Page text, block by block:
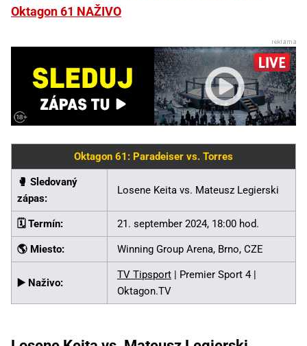
Oktagon 61 NAŽIVO
Oktagon 61: Paradeiser vs. Torres
🥊 Sledovaný
zápas:
Losene Keita vs. Mateusz Legierski
🗓️ Termín: 21. september 2024, 18:00 hod.
🌎 Miesto: Winning Group Arena, Brno, CZE
▶️ Naživo:
TV Tipsport | Premier Sport 4 |
Oktagon.TV